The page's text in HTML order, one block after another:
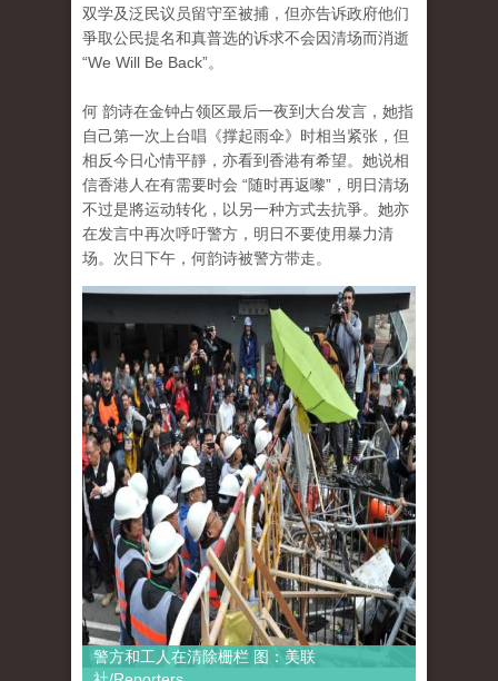
双学及泛民议员留守至被捕，但亦告诉政府他们
爭取公民提名和真普选的诉求不会因清场而消逝
“We Will Be Back”。
何 韵诗在金钟占领区最后一夜到大台发言，她指
自己第一次上台唱《撑起雨伞》时相当紧张，但
相反今日心情平靜，亦看到香港有希望。她说相
信香港人在有需要时会 “随时再返嚟”，明日清场
不过是將运动转化，以另一种方式去抗爭。她亦
在发言中再次呼吁警方，明日不要使用暴力清
场。次日下午，何韵诗被警方带走。
警方和工人在清除栅栏 图：美联